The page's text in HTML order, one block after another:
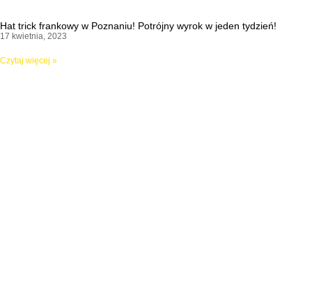
Hat trick frankowy w Poznaniu! Potrójny wyrok w jeden tydzień!
17 kwietnia, 2023
Czytaj więcej »